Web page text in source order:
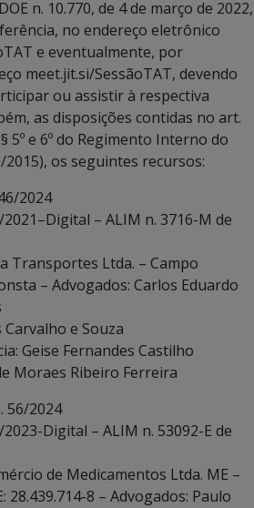
n. 10.770, de 4 de março de 2022,
no endereço eletrônico
e eventualmente, por
meet.jit.si/SessãoTAT, devendo
ou assistir à respectiva
as disposições contidas no art.
5º e 6º do Regimento Interno do
2015), os seguintes recursos:
2024
– ALIM n. 3716-M de
Transportes Ltda. – Campo
– Advogados: Carlos Eduardo
e Souza
Geise Fernandes Castilho
Moraes Ribeiro Ferreira
56/2024
Digital – ALIM n. 53092-E de
de Medicamentos Ltda. ME –
28.439.714-8 – Advogados: Paulo